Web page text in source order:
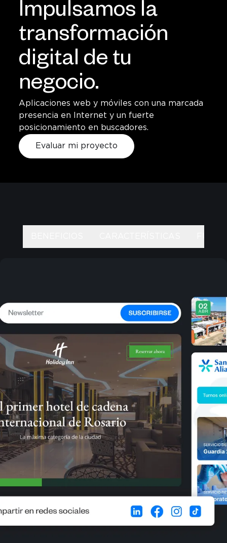
Impulsamos la
transformación
digital de tu
negocio.
Aplicaciones web y móviles con una marcada
presencia en Internet y un fuerte
posicionamiento en buscadores.
Evaluar mi proyecto